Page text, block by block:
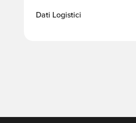
Dati Logistici